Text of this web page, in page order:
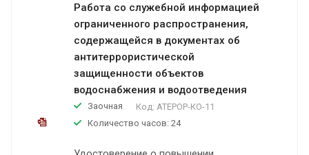
Работа со служебной информацией
ограниченного распространения,
содержащейся в документах об
антитеррористической
защищенности объектов
водоснабжения и водоотведения
Заочная Код: АТЕРОР-КО-11
Количество часов: 24